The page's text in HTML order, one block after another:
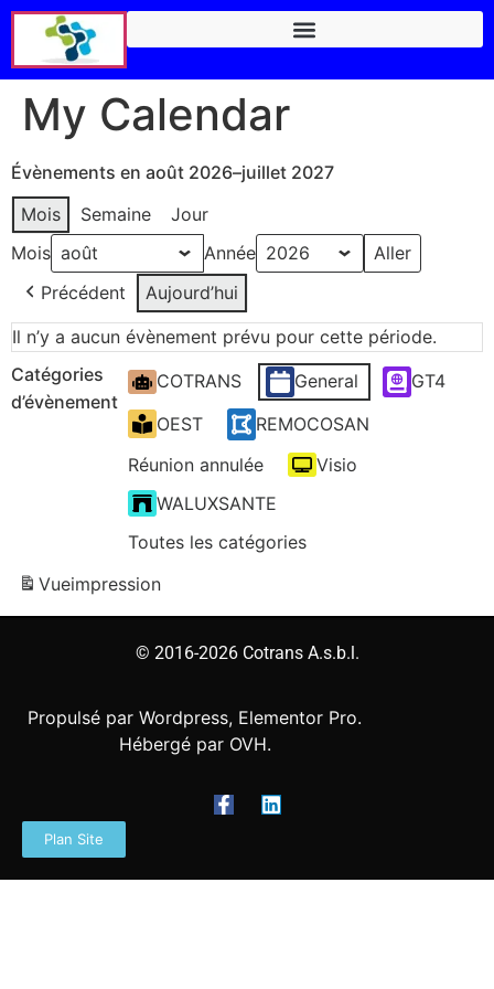
My Calendar
Évènements en août 2026–juillet 2027
Mois
Semaine
Jour
Mois
Année
Précédent
Aujourd’hui
Il n’y a aucun évènement prévu pour cette période.
Catégories
d’évènement
COTRANS General
GT4
OEST
REMOCOSAN
Réunion annulée
Visio
WALUXSANTE
Toutes les catégories
Vueimpression
© 2016-2026 Cotrans A.s.b.l.
Propulsé par Wordpress, Elementor Pro.
Hébergé par OVH.
Plan Site